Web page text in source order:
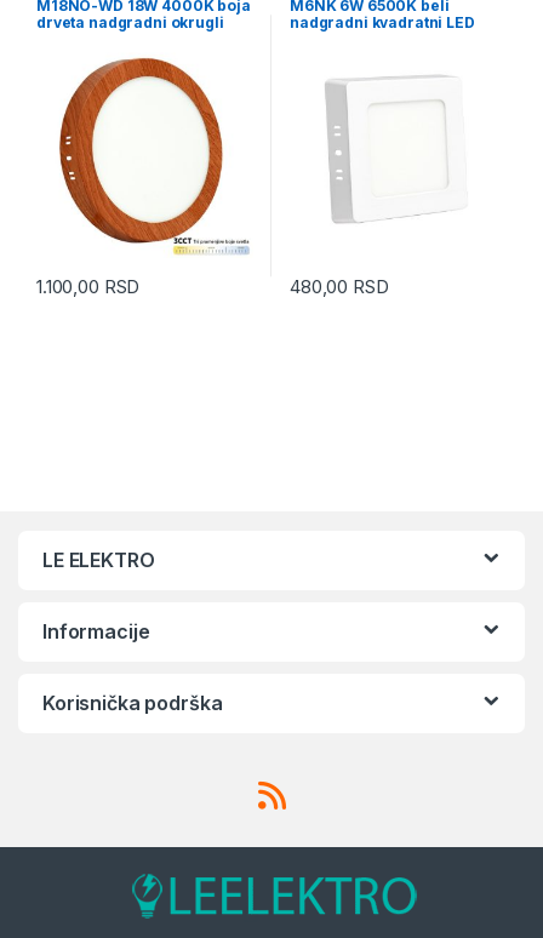
M18NO-WD 18W 4000K boja
drveta nadgradni okrugli
(Kopiraj) (Kopiraj)
1.100,00 RSD
M6NK 6W 6500K beli
nadgradni kvadratni LED
480,00 RSD
LE ELEKTRO
Informacije
Korisnička podrška